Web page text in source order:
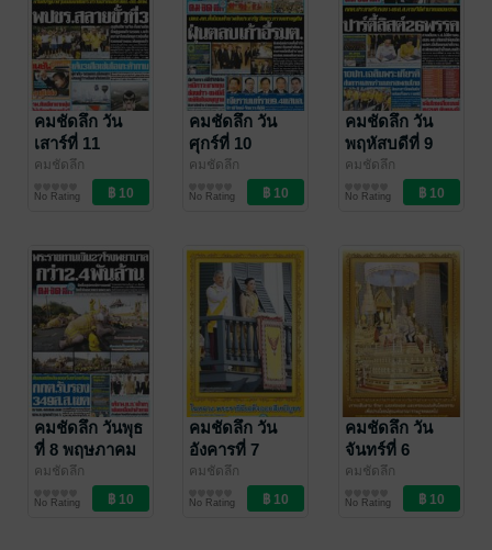
คมชัดลึก วัน
เสาร์ที่ 11
พฤษภาคม
พ.ศ.2562
คมชัดลึก
No Rating
คมชัดลึก วัน
ศุกร์ที่ 10
พฤษภาคม
พ.ศ.2562
คมชัดลึก
No Rating
คมชัดลึก วัน
พฤหัสบดีที่ 9
พฤษภาคม
พ.ศ.2562
คมชัดลึก
No Rating
คมชัดลึก วันพุธ
ที่ 8 พฤษภาคม
พ.ศ.2562
คมชัดลึก
No Rating
คมชัดลึก วัน
อังคารที่ 7
พฤษภาคม
พ.ศ.2562
คมชัดลึก
No Rating
คมชัดลึก วัน
จันทร์ที่ 6
พฤษภาคม
พ.ศ.2562
คมชัดลึก
No Rating